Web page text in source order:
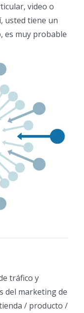
video o
usted tiene un
es muy probable
tráfico y
del marketing de
/ producto /